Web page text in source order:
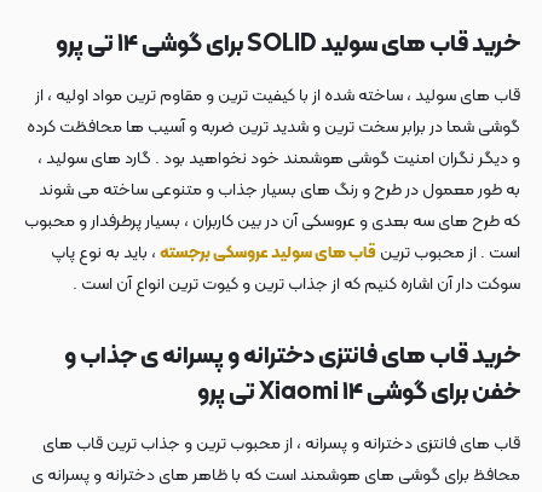
خرید قاب های سولید SOLID برای گوشی ۱۴ تی پرو
قاب های سولید ، ساخته شده از با کیفیت ترین و مقاوم ترین مواد اولیه ، از
گوشی شما در برابر سخت ترین و شدید ترین ضربه و آسیب ها محافظت کرده
و دیگر نگران امنیت گوشی هوشمند خود نخواهید بود . گارد های سولید ،
به طور معمول در طرح و رنگ های بسیار جذاب و متنوعی ساخته می شوند
که طرح های سه بعدی و عروسکی آن در بین کاربران ، بسیار پرطرفدار و محبوب
است . از محبوب ترین قاب های سولید عروسکی برجسته، باید به نوع پاپ
سوکت دار آن اشاره کنیم که از جذاب ترین و کیوت ترین انواع آن است .
خرید قاب های فانتزی دخترانه و پسرانه ی جذاب و
خفن برای گوشی Xiaomi ۱۴ تی پرو
قاب های فانتزی دخترانه و پسرانه ، از محبوب ترین و جذاب ترین قاب های
محافظ برای گوشی های هوشمند است که با ظاهر های دخترانه و پسرانه ی